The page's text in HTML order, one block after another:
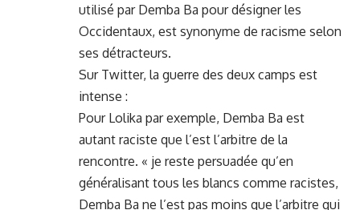
utilisé par Demba Ba pour désigner les
Occidentaux, est synonyme de racisme selon
ses détracteurs.
Sur Twitter, la guerre des deux camps est
intense :
Pour Lolika par exemple, Demba Ba est
autant raciste que l’est l’arbitre de la
rencontre. « je reste persuadée qu’en
généralisant tous les blancs comme racistes,
Demba Ba ne l’est pas moins que l’arbitre qui